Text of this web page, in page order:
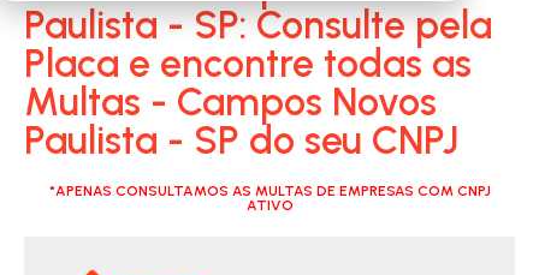
Paulista - SP: Consulte pela
Placa e encontre todas as
Multas - Campos Novos
Paulista - SP do seu CNPJ
*APENAS CONSULTAMOS AS MULTAS DE EMPRESAS COM CNPJ
ATIVO